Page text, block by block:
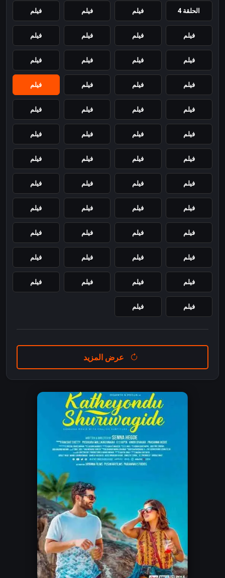
الحلقة 4 فيلم فيلم فيلم
فيلم فيلم فيلم فيلم
فيلم فيلم فيلم فيلم
فيلم فيلم فيلم فيلم
فيلم فيلم فيلم فيلم
فيلم فيلم فيلم فيلم
فيلم فيلم فيلم فيلم
فيلم فيلم فيلم فيلم
فيلم فيلم فيلم فيلم
فيلم فيلم فيلم فيلم
فيلم فيلم فيلم فيلم
فيلم فيلم فيلم فيلم
فيلم فيلم
عرض المزيد